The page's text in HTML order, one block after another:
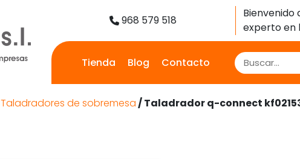
968 579 518
Bienvenido
experto en
Tienda Blog Contacto
Taladradores de sobremesa/ Taladrador q-connect